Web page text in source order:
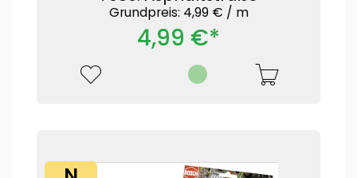
Grundpreis: 4,99 € / m
4,99 €*